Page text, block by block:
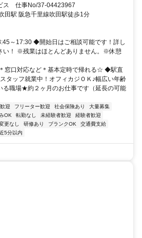
ス 仕事No/37-04423967
交通アクセス 最寄駅：吹田駅 阪急千里線吹田駅徒歩1分
～17:30 ◆開始日はご相談可能です！詳し
い！ ※残業はほとんどありません。※休憩
窓口対応など＊基本定時で帰れる☆ ◆駅直
タッフ就業中！オフィカジＯＫ♪幅広い年齢
る職場★約２ヶ月のお仕事です（延長の可能
迎 フリーター歓迎 社会保険あり
大量募集
OK 転勤なし 未経験者歓迎
経験者歓迎
更なし 研修あり ブランクOK
交通費支給
5分以内